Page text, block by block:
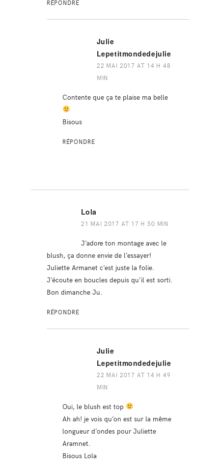
RÉPONDRE
Julie
Lepetitmondedejulie
22 MAI 2017 AT 14 H 48
MIN
Contente que ça te plaise ma belle
Bisous
RÉPONDRE
Lola
21 MAI 2017 AT 17 H 50 MIN
J’adore ton montage avec le
blush, ça donne envie de l’essayer!
Juliette Armanet c’est juste la folie.
J’écoute en boucles depuis qu’il est sorti.
Bon dimanche Ju.
RÉPONDRE
Julie
Lepetitmondedejulie
22 MAI 2017 AT 14 H 49
MIN
Oui, le blush est top
Ah ah! je vois qu’on est sur la même
longueur d’ondes pour Juliette
Aramnet.
Bisous Lola